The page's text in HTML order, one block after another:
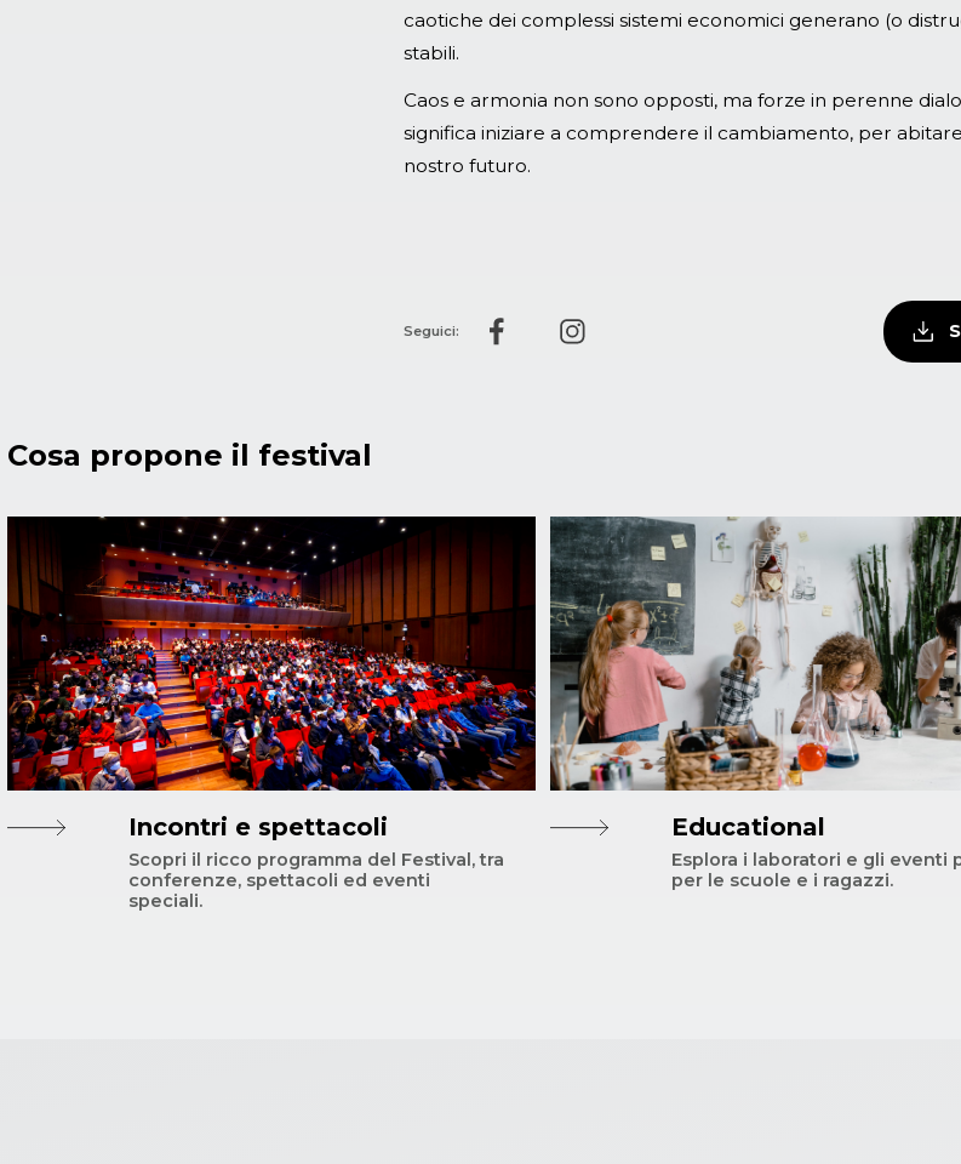
caotiche dei complessi sistemi economici generano (o
stabili.
Caos e armonia non sono opposti, ma forze in perenne
significa iniziare a comprendere il cambiamento, per
nostro futuro.
Seguici:
Cosa propone il festival
Incontri e spettacoli
Scopri il ricco programma del Festival, tra
conferenze, spettacoli ed eventi
speciali.
Educational
Esplora i laboratori e gli eventi
per le scuole e i ragazzi.